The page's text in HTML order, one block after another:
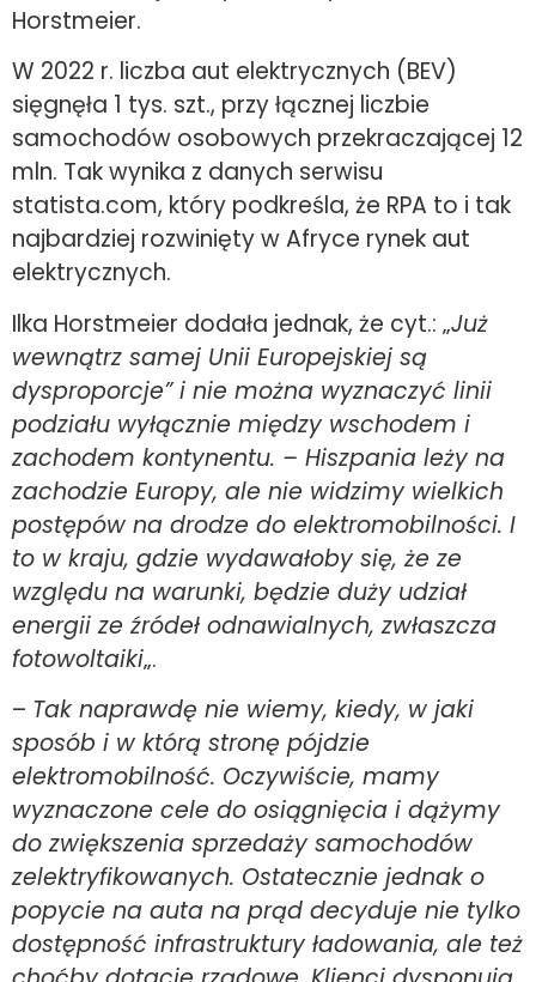
Horstmeier.
W 2022 r. liczba aut elektrycznych (BEV)
sięgnęła 1 tys. szt., przy łącznej liczbie
samochodów osobowych przekraczającej 12
mln. Tak wynika z danych serwisu
statista.com, który podkreśla, że RPA to i tak
najbardziej rozwinięty w Afryce rynek aut
elektrycznych.
Ilka Horstmeier dodała jednak, że cyt.: „Już
wewnątrz samej Unii Europejskiej są
dysproporcje” i nie można wyznaczyć linii
podziału wyłącznie między wschodem i
zachodem kontynentu. – Hiszpania leży na
zachodzie Europy, ale nie widzimy wielkich
postępów na drodze do elektromobilności. I
to w kraju, gdzie wydawałoby się, że ze
względu na warunki, będzie duży udział
energii ze źródeł odnawialnych, zwłaszcza
fotowoltaiki„.
– Tak naprawdę nie wiemy, kiedy, w jaki
sposób i w którą stronę pójdzie
elektromobilność. Oczywiście, mamy
wyznaczone cele do osiągnięcia i dążymy
do zwiększenia sprzedaży samochodów
zelektryfikowanych. Ostatecznie jednak o
popycie na auta na prąd decyduje nie tylko
dostępność infrastruktury ładowania, ale też